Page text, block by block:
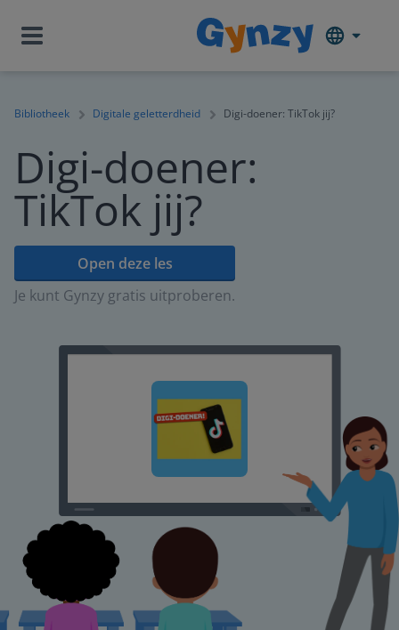
Bibliotheek Digitale geletterdheid Digi-doener: TikTok jij?
Digi-doener:
TikTok jij?
Open deze les
Je kunt Gynzy gratis uitproberen.